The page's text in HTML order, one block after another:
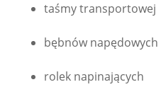
taśmy transportowej
bębnów napędowych
rolek napinających